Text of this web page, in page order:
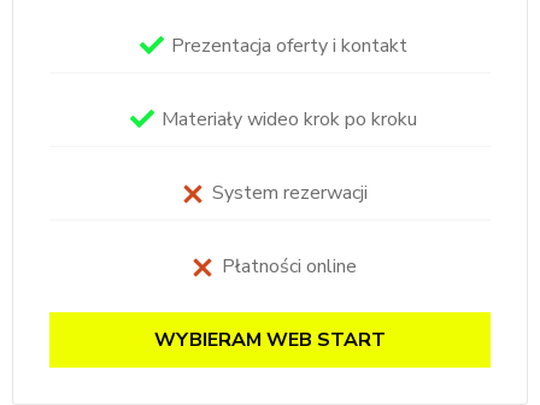
Prezentacja oferty i kontakt
Materiały wideo krok po kroku
System rezerwacji
Płatności online
WYBIERAM WEB START